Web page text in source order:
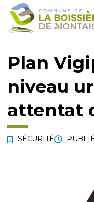
Gestion des traceurs
Aller
Aller
contenu
Aller
pied
Plan
niveau
attentat
SÉCURITÉ